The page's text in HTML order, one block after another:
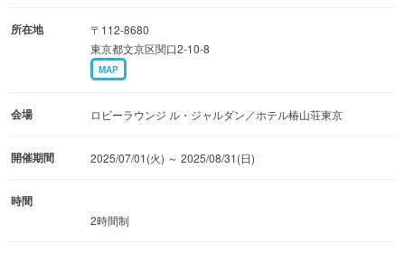
所在地
〒112-8680
東京都文京区関口2-10-8
MAP
会場 ロビーラウンジ ル・ジャルダン／ホテル椿山荘東京
開催期間 2025/07/01(火) ～ 2025/08/31(日)
時間
2時間制